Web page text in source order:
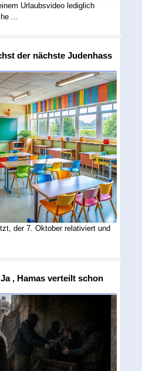
Urlaubsvideo lediglich
...
der nächste Judenhass
der 7. Oktober relativiert und
, Hamas verteilt schon